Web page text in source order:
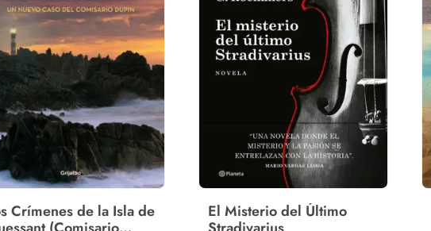
Crímenes de la Isla de
El Misterio del Último